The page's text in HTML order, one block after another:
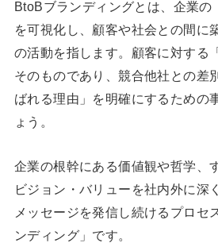
BtoBブランディングとは、企業の
を可視化し、顧客や社会との間に
の活動を指します。顧客に対する
そのものであり、競合他社との差
ばれる理由」を明確にするための
ょう。
企業の根幹にある価値観や哲学、
ビジョン・バリューを社内外に深
メッセージを発信し続けるプロセ
ンディング」です。